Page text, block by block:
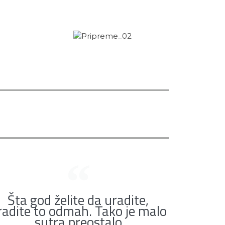
Šta god želite da uradite,
to odmah. Tako je malo